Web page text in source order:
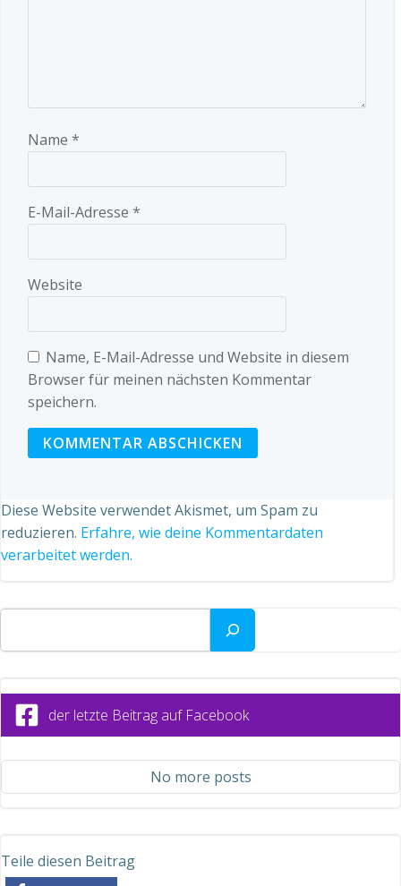
Name *
E-Mail-Adresse *
Website
Name, E-Mail-Adresse und Website in diesem
Browser für meinen nächsten Kommentar
speichern.
Diese Website verwendet Akismet, um Spam zu
reduzieren. Erfahre, wie deine Kommentardaten
verarbeitet werden.
Suchen
der letzte Beitrag auf Facebook
No more posts
Teile diesen Beitrag